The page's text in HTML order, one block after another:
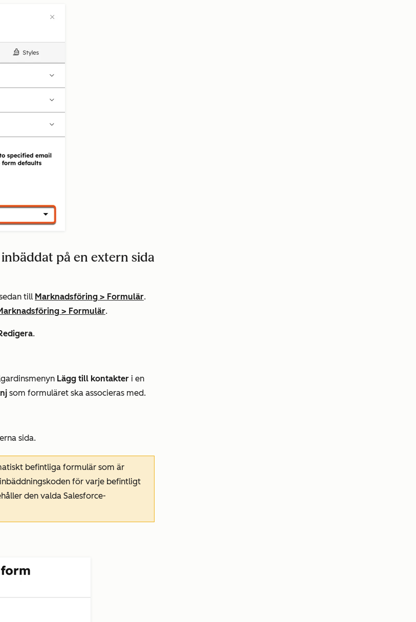
på en extern sida
till Marknadsföring > Formulär.
> Formulär.
.
Lägg till kontakter i en
som formuläret ska associeras med.
sida.
befintliga formulär som är
för varje befintligt
den valda Salesforce-